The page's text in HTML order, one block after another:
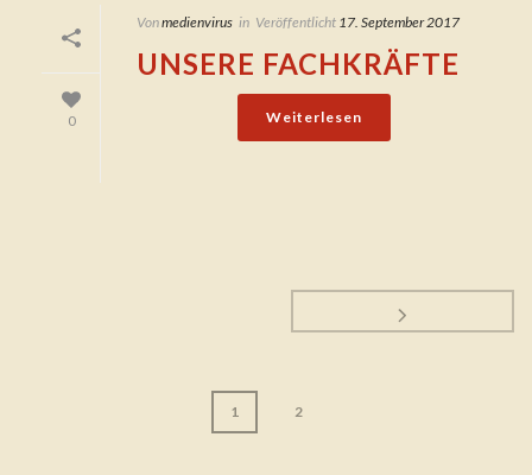
0
Vonmedienvirus in Veröffentlicht 17. September 2017
UNSERE FACHKRÄFTE
Weiterlesen
1 2